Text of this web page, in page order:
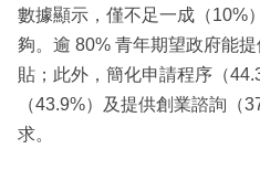
數據顯示，僅不足一成（10%
夠。逾 80% 青年期望政府能
貼；此外，簡化申請程序（
（43.9%）及提供創業諮詢（
求。